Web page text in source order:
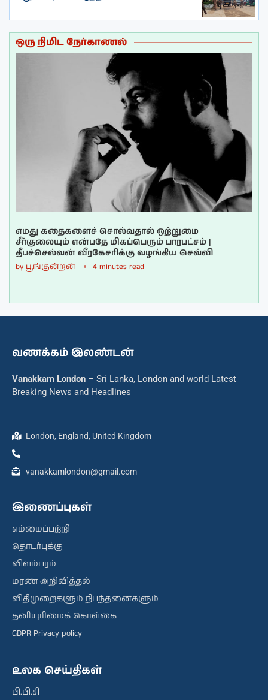
ஒரு நிமிட நேர்காணல்
எமது கதைகளைச் சொல்வதால் ஒற்றுமை
சீர்குலையும் என்பதே மிகப்பெரும் பாரபட்சம் |
தீபச்செல்வன் வீரகேசரிக்கு வழங்கிய செவ்வி
by பூங்குன்றன் 4 minutes read
வணக்கம் இலண்டன்
Vanakkam London – Sri Lanka, London and world Latest
Breaking News and Headlines
London, England, United Kingdom
vanakkamlondon@gmail.com
இணைப்புகள்
எம்மைப்பற்றி
தொடர்புக்கு
விளம்பரம்
மரண அறிவித்தல்
விதிமுறைகளும் நிபந்தனைகளும்
தனியுரிமைக் கொள்கை
GDPR Privacy policy
உலக செய்திகள்
பி.பி.சி